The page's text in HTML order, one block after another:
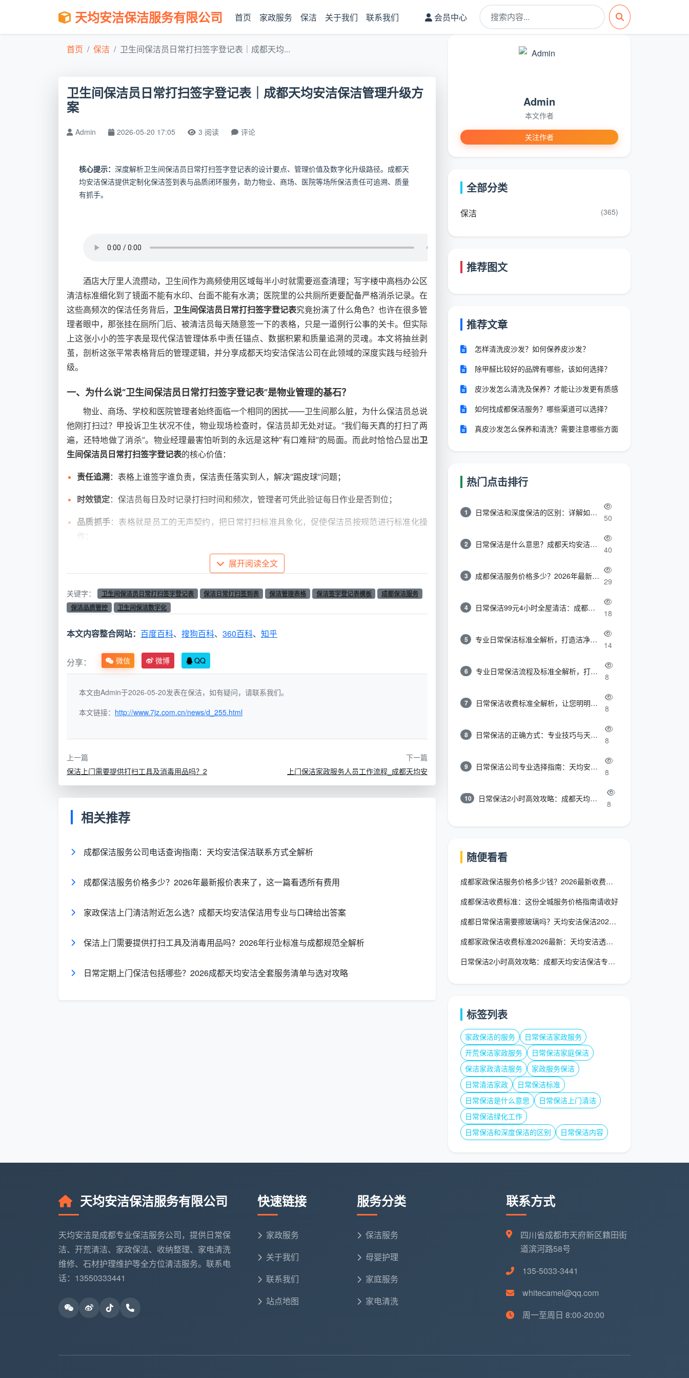
天均安洁保洁服务有限公司 首页 家政服务 保洁 关于我们 联系我们 会员中心
首页 保洁 卫生间保洁员日常打扫签字登记表｜成都天均...
卫生间保洁员日常打扫签字登记表｜成都天均安洁保洁管理升级方
案
Admin 2026-05-20 17:05 3 阅读 评论
核心提示： 深度解析卫生间保洁员日常打扫签字登记表的设计要点、管理价值及数字化升级路径。成都天
均安洁保洁提供定制化保洁签到表与品质闭环服务，助力物业、商场、医院等场所保洁责任可追溯、质量
有抓手。
酒店大厅里人流攒动，卫生间作为高频使用区域每半小时就需要巡查清理；写字楼中高档办公区
清洁标准细化到了镜面不能有水印、台面不能有水滴；医院里的公共厕所更要配备严格消杀记录。在
这些高频次的保洁任务背后， 卫生间保洁员日常打扫签字登记表究竟扮演了什么角色？也许在很多管
理者眼中，那张挂在厕所门后、被清洁员每天随意签一下的表格，只是一道例行公事的关卡。但实际
上这张小小的签字表是现代保洁管理体系中责任锚点、数据积累和质量追溯的灵魂。本文将抽丝剥
茧，剖析这张平常表格背后的管理逻辑，并分享成都天均安洁保洁公司在此领域的深度实践与经验升
级。
一、为什么说“卫生间保洁员日常打扫签字登记表”是物业管理的基石？
物业、商场、学校和医院管理者始终面临一个相同的困扰——卫生间那么脏，为什么保洁员总说
他刚打扫过？甲投诉卫生状况不佳，物业现场检查时，保洁员却无处对证。“我们每天真的打扫了两
遍，还特地做了消杀”。物业经理最害怕听到的永远是这种“有口难辩”的局面。而此时恰恰凸显出卫
生间保洁员日常打扫签字登记表的核心价值：
责任追溯 ：表格上谁签字谁负责，保洁责任落实到人，解决“踢皮球”问题；
时效锁定：保洁员每日及时记录打扫时间和频次，管理者可凭此验证每日作业是否到位；
品质抓手：表格就是员工的无声契约，把日常打扫标准具象化，促使保洁员按规范进行标准化操
作；
：主管根据签字记录判定保洁员的出勤效率和合格率，并与奖惩机制精准挂钩。
的日常保洁签名登记体系能显著提升品质管控水平。没有这张表格的约束，无论甲方多么严苛的查岗
可能都会让管理者陷入死循环。
二、一份专业的“卫生间保洁员日常打扫签字登记表”应该包含哪些必备元素？
现实中很多保洁公司依然在用简单粗暴的“√”记录模式，这虽然减轻了保洁员负担，却无形中砍
掉了大量过程信息。一份真正具备管理穿透力的
核心字段 填写规范与意义
日期与班次 标注早中晚班次时间范围，便于核实频次合规性
清洁标准参照
格字段，使 日常打扫签字登记表 从一张不起眼的A4表真正进化为标准化执行的信息窗口。
3.1 暗坑一：人前人后两副面孔，有人监督时打扫仔细，没人盯着
3.2 暗坑二：交接班信息断层，保洁标准断裂
任？众多纠纷正是因为交接信息的可视化缺失而持续发酵。卫生间保洁员日常打扫签字登记表
设置的“异常备注栏”在这一刻就是破局工具。早班人员签字前需将故障状况等必要异常信息交接记入
表内，接班人员在复工后第一时间确认表格传接信息，避免“灰色地带”。
制”，每日清洁结束必须双向签字并交主管备案，确保任何一个卫生间都拥有完整的“日常打扫值班档
展开阅读全文
关键字： 卫生间保洁员日常打扫签字登记表 保洁日常打扫签到表 保洁管理表格 保洁签字登记表模板
成都保洁服务
保洁品质管控
卫生间保洁数字化
本文内容整合网站： 百度百科、 搜狗百科、 360百科、 知乎
分享： 微信 微博 QQ
本文由Admin于2026-05-20发表在保洁，如有疑问，请联系我们。
本文链接： http://www.7jz.com.cn/news/d_255.html
上一篇
保洁上门需要提供打扫工具及消毒用品吗？2
下一篇
上门保洁家政服务人员工作流程_成都天均安
相关推荐
成都保洁服务公司电话查询指南：天均安洁保洁联系方式全解析
成都保洁服务价格多少？2026年最新报价表来了，这一篇看透所有费用
家政保洁上门清洁附近怎么选？成都天均安洁保洁用专业与口碑给出答案
保洁上门需要提供打扫工具及消毒用品吗？2026年行业标准与成都规范全解析
日常定期上门保洁包括哪些？2026成都天均安洁全套服务清单与选对攻略
Admin
本文作者
关注作者
全部分类
保洁 (365)
推荐图文
推荐文章
怎样清洗皮沙发？如何保养皮沙发？
除甲醛比较好的品牌有哪些，该如何选择？
皮沙发怎么清洗及保养？才能让沙发更有质感
如何找成都保洁服务？哪些渠道可以选择？
真皮沙发怎么保养和清洗？需要注意哪些方面
热门点击排行
1 日常保洁和深度保洁的区别：详解如何选择最适合的清洁服务
50
2 日常保洁是什么意思？成都天均安洁带你快速区分“日常vs深度vs开荒”
40
3 成都保洁服务价格多少？2026年最新报价表来了，这一篇看透所有费用
29
4 日常保洁99元4小时全屋清洁：成都天均安洁保洁超值服务全解析
18
5 专业日常保洁标准全解析，打造洁净舒适生活空间
14
6 专业日常保洁流程及标准全解析，打造洁净舒适环境
8
7 日常保洁收费标准全解析，让您明明白白消费
8
8 日常保洁的正确方式：专业技巧与天均安洁保洁服务全解析
8
9 日常保洁公司专业选择指南：天均安洁保洁服务全解析
8
10 日常保洁2小时高效攻略：成都天均安洁保洁专业时间管理方案
8
随便看看
成都家政保洁服务价格多少钱？2026最新收费标准全拆解
成都保洁收费标准：这份全城服务价格指南请收好
成都日常保洁需要擦玻璃吗？天均安洁保洁2026服务标准权威解
成都家政保洁收费标准2026最新：天均安洁透明报价一览表
日常保洁2小时高效攻略：成都天均安洁保洁专业时间管理方案
标签列表
家政保洁的服务
日常保洁家政服务
开荒保洁家政服务
日常保洁家庭保洁
保洁家政清洁服务
家政服务保洁
日常清洁家政
日常保洁标准
日常保洁是什么意思
日常保洁上门清洁
日常保洁绿化工作
日常保洁和深度保洁的区别
日常保洁内容
天均安洁保洁服务有限公司
天均安洁是成都专业保洁服务公司，提供日常保
洁、开荒清洁、家政保洁、收纳整理、家电清洗
维修、石材护理维护等全方位清洁服务。联系电
话：13550333441
快速链接
家政服务
关于我们
联系我们
站点地图
服务分类
保洁服务
母婴护理
家庭服务
家电清洗
联系方式
四川省成都市天府新区籍田街
道滨河路58号
135-5033-3441
whitecamel@qq.com
周一至周日 8:00-20:00